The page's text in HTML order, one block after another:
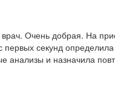
Очень добрая. На
первых секунд
анализы и назначила